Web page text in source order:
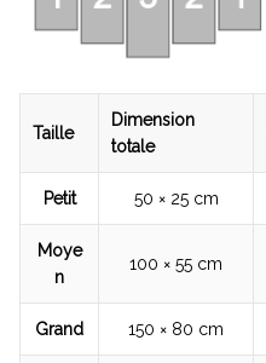
Taille
Dimension
totale
Petit 50 × 25 cm
Moye
n
100 × 55 cm
Grand 150 × 80 cm